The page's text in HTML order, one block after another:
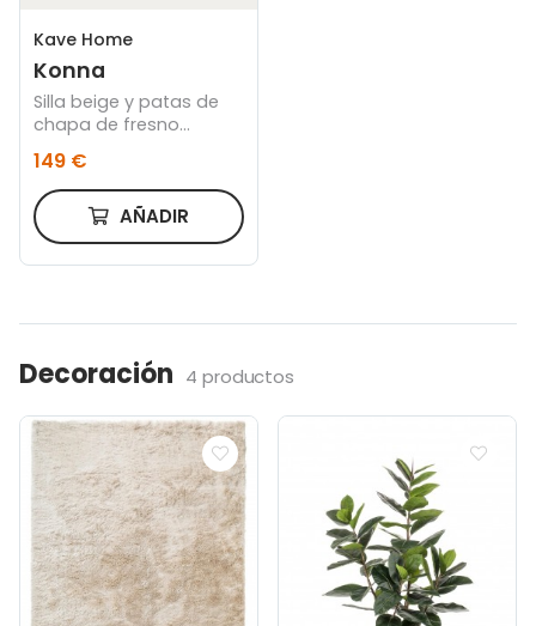
Kave Home
Konna
Silla beige y patas de
chapa de fresno
acabado oscuro
149 €
AÑADIR
Decoración 4 productos